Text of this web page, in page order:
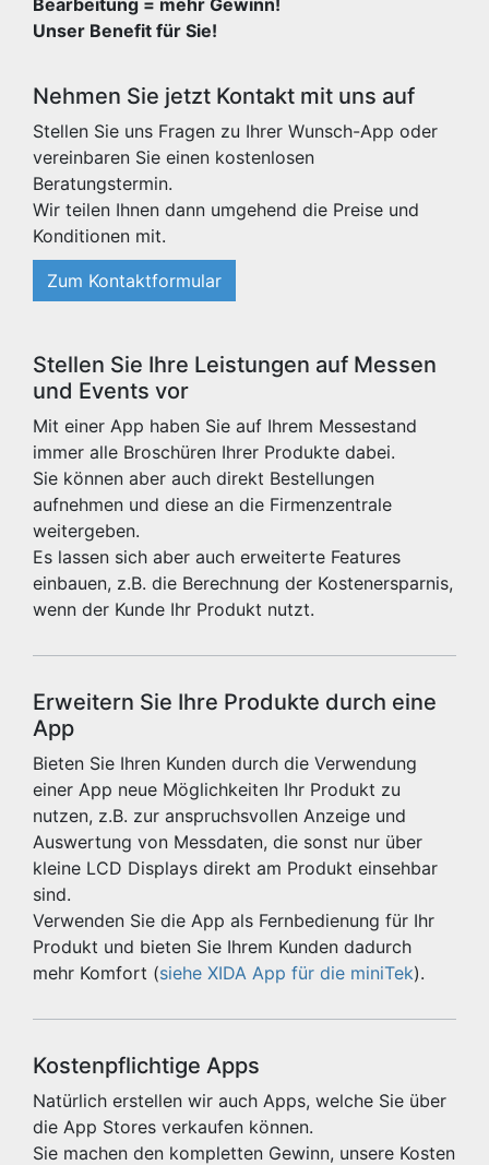
Bearbeitung = mehr Gewinn!
Unser Benefit für Sie!
Nehmen Sie jetzt Kontakt mit uns auf
Stellen Sie uns Fragen zu Ihrer Wunsch-App oder
vereinbaren Sie einen kostenlosen
Beratungstermin.
Wir teilen Ihnen dann umgehend die Preise und
Konditionen mit.
Zum Kontaktformular
Stellen Sie Ihre Leistungen auf Messen
und Events vor
Mit einer App haben Sie auf Ihrem Messestand
immer alle Broschüren Ihrer Produkte dabei.
Sie können aber auch direkt Bestellungen
aufnehmen und diese an die Firmenzentrale
weitergeben.
Es lassen sich aber auch erweiterte Features
einbauen, z.B. die Berechnung der Kostenersparnis,
wenn der Kunde Ihr Produkt nutzt.
Erweitern Sie Ihre Produkte durch eine
App
Bieten Sie Ihren Kunden durch die Verwendung
einer App neue Möglichkeiten Ihr Produkt zu
nutzen, z.B. zur anspruchsvollen Anzeige und
Auswertung von Messdaten, die sonst nur über
kleine LCD Displays direkt am Produkt einsehbar
sind.
Verwenden Sie die App als Fernbedienung für Ihr
Produkt und bieten Sie Ihrem Kunden dadurch
mehr Komfort (siehe XIDA App für die miniTek).
Kostenpflichtige Apps
Natürlich erstellen wir auch Apps, welche Sie über
die App Stores verkaufen können.
Sie machen den kompletten Gewinn, unsere Kosten